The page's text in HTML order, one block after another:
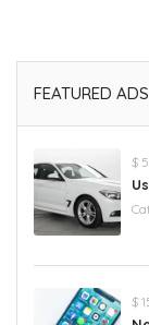
FEATURED ADS
$
$